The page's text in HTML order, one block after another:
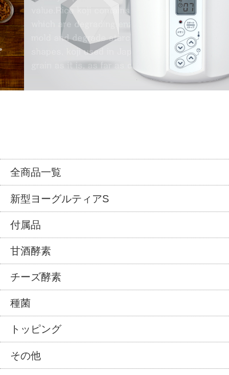
全商品一覧
新型ヨーグルティアS
付属品
甘酒酵素
チーズ酵素
種菌
トッピング
その他